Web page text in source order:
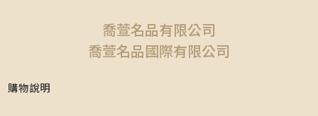
喬萱名品有限公司
喬萱名品國際有限公司
購物說明